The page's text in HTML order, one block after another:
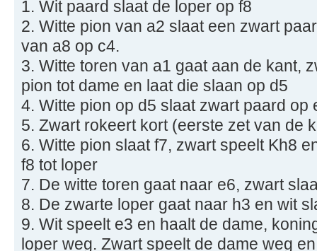
1. Wit paard slaat de loper op f8
2. Witte pion van a2 slaat een zwart
van a8 op c4.
3. Witte toren van a1 gaat aan de kant,
pion tot dame en laat die slaan op d5
4. Witte pion op d5 slaat zwart paard op
5. Zwart rokeert kort (eerste zet van de
6. Witte pion slaat f7, zwart speelt Kh8
f8 tot loper
7. De witte toren gaat naar e6, zwart
8. De zwarte loper gaat naar h3 en wit
9. Wit speelt e3 en haalt de dame,
loper weg. Zwart speelt de dame weg